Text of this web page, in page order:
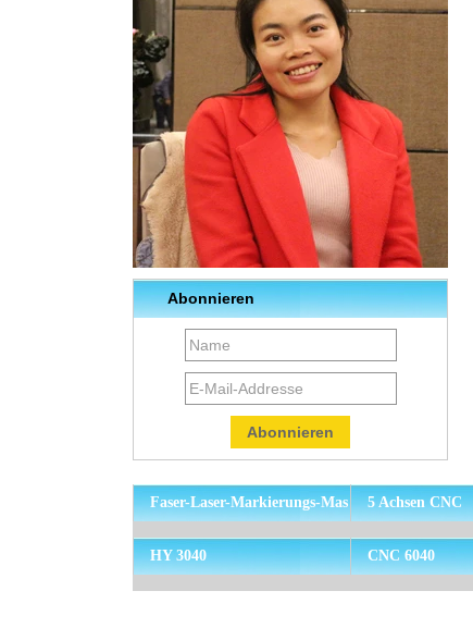
Abonnieren
Faser-Laser-Markierungs-Mas
chine
5 Achsen CNC
HY 3040 CNC 6040